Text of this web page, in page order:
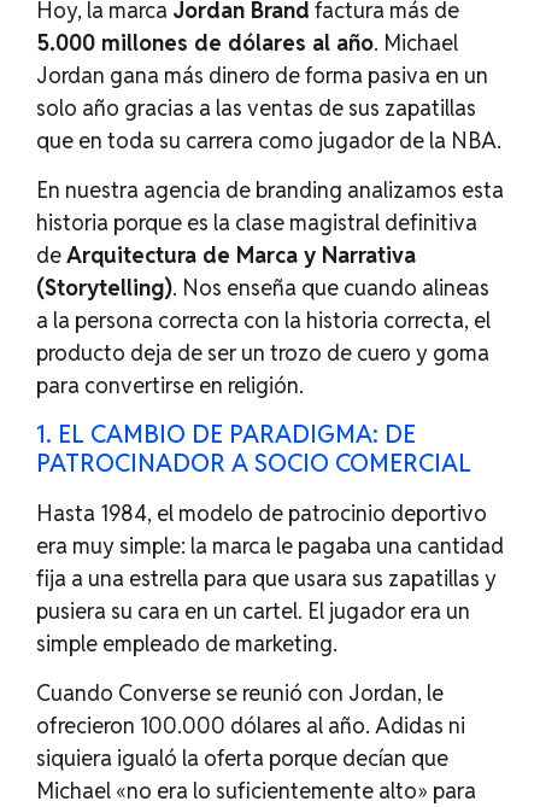
Hoy, la marca Jordan Brand factura más de
5.000 millones de dólares al año. Michael
Jordan gana más dinero de forma pasiva en un
solo año gracias a las ventas de sus zapatillas
que en toda su carrera como jugador de la NBA.
En nuestra agencia de branding analizamos esta
historia porque es la clase magistral definitiva
deArquitectura de Marca y Narrativa
(Storytelling). Nos enseña que cuando alineas
a la persona correcta con la historia correcta, el
producto deja de ser un trozo de cuero y goma
para convertirse en religión.
1. EL CAMBIO DE PARADIGMA: DE
PATROCINADOR A SOCIO COMERCIAL
Hasta 1984, el modelo de patrocinio deportivo
era muy simple: la marca le pagaba una cantidad
fija a una estrella para que usara sus zapatillas y
pusiera su cara en un cartel. El jugador era un
simple empleado de marketing.
Cuando Converse se reunió con Jordan, le
ofrecieron 100.000 dólares al año. Adidas ni
siquiera igualó la oferta porque decían que
Michael «no era lo suficientemente alto» para